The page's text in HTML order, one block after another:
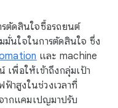
รตัดสินใจซื้อรถยนต์
มั่นใจในการตัดสินใจ ซึ่ง
และ machine
พื่อให้เข้าถึงกลุ่มเป้า
าสูงในช่วงเวลาที่
ากแคมเปญมาปรับ